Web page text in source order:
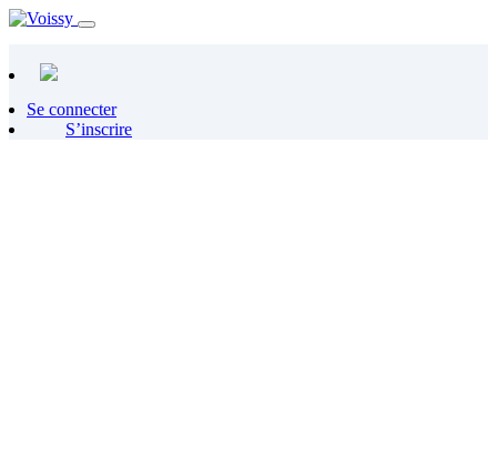
Se connecter
S’inscrire